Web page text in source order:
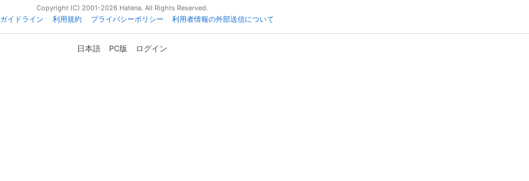
Copyright (C) 2001-2026 Hatena. All Rights Reserved.
ガイドライン 利用規約 プライバシーポリシー 利用者情報の外部送信について
日本語 PC版 ログイン